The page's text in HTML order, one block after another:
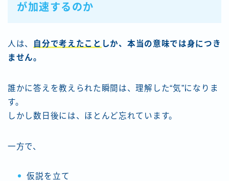
が加速するのか
人は、 自分で考えたこと しか、本当の意味では身につき
ません。
誰かに答えを教えられた瞬間は、理解した“気”になりま
す。
しかし数日後には、ほとんど忘れています。
一方で、
仮説を立て